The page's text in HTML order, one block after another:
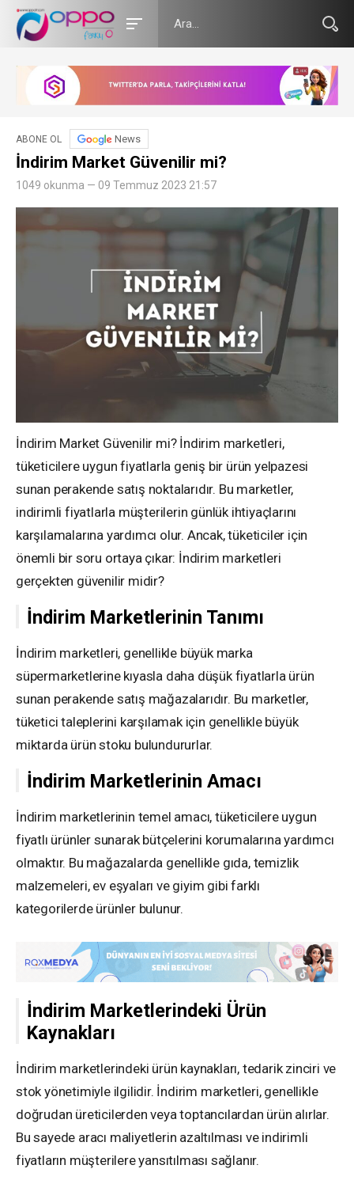
ABONE OL News
İndirim Market Güvenilir mi?
1049 okunma — 09 Temmuz 2023 21:57
İndirim Market Güvenilir mi? İndirim marketleri,
tüketicilere uygun fiyatlarla geniş bir ürün yelpazesi
sunan perakende satış noktalarıdır. Bu marketler,
indirimli fiyatlarla müşterilerin günlük ihtiyaçlarını
karşılamalarına yardımcı olur. Ancak, tüketiciler için
önemli bir soru ortaya çıkar: İndirim marketleri
gerçekten güvenilir midir?
İndirim Marketlerinin Tanımı
İndirim marketleri, genellikle büyük marka
süpermarketlerine kıyasla daha düşük fiyatlarla ürün
sunan perakende satış mağazalarıdır. Bu marketler,
tüketici taleplerini karşılamak için genellikle büyük
miktarda ürün stoku bulundururlar.
İndirim Marketlerinin Amacı
İndirim marketlerinin temel amacı, tüketicilere uygun
fiyatlı ürünler sunarak bütçelerini korumalarına yardımcı
olmaktır. Bu mağazalarda genellikle gıda, temizlik
malzemeleri, ev eşyaları ve giyim gibi farklı
kategorilerde ürünler bulunur.
İndirim Marketlerindeki Ürün
Kaynakları
İndirim marketlerindeki ürün kaynakları, tedarik zinciri ve
stok yönetimiyle ilgilidir. İndirim marketleri, genellikle
doğrudan üreticilerden veya toptancılardan ürün alırlar.
Bu sayede aracı maliyetlerin azaltılması ve indirimli
fiyatların müşterilere yansıtılması sağlanır.